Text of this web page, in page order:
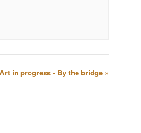
in progress - By the bridge »